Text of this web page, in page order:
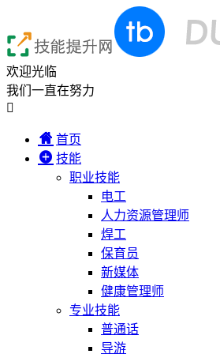
欢迎光临
我们一直在努力

首页
技能
职业技能
电工
人力资源管理师
焊工
保育员
新媒体
健康管理师
专业技能
普通话
导游